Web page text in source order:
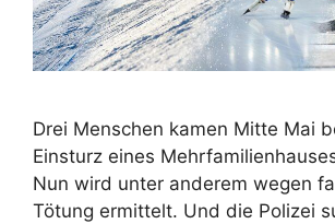
Drei Menschen kamen Mitte Mai
Einsturz eines
Nun wird unter anderem wegen
Tötung ermittelt. Und die Polizei